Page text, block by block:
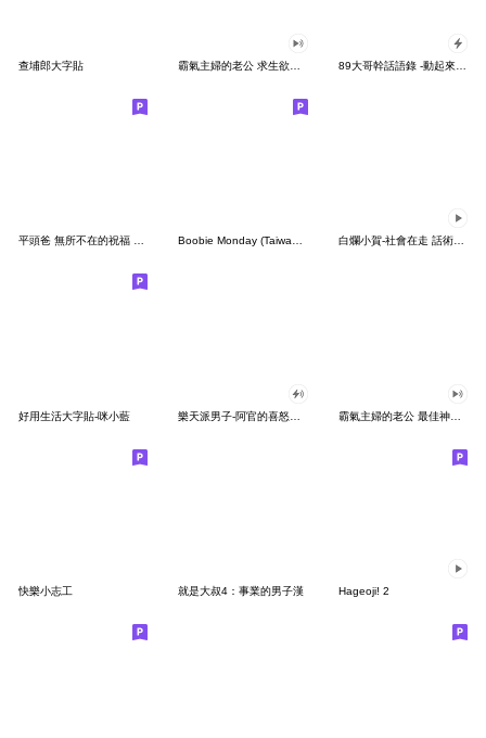
查埔郎大字貼 89大哥幹話語錄 -動起來 (全螢幕)
平頭爸 無所不在的祝福 Lv.5 Boobie Monday (Taiwan Version) 白爛小賀-社會在走 話術要有
好用生活大字貼-咪小藍 霸氣主婦的老公 最佳神隊友6
快樂小志工 就是大叔4：事業的男子漢 Hageoji! 2